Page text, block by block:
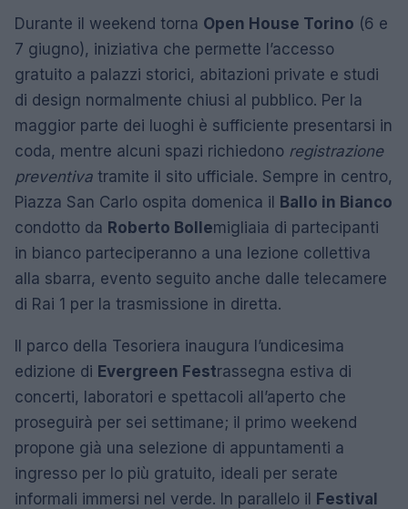
Durante il weekend torna Open House Torino (6 e
7 giugno), iniziativa che permette l’accesso
gratuito a palazzi storici, abitazioni private e studi
di design normalmente chiusi al pubblico. Per la
maggior parte dei luoghi è sufficiente presentarsi in
coda, mentre alcuni spazi richiedono registrazione
preventiva tramite il sito ufficiale. Sempre in centro,
Piazza San Carlo ospita domenica il
Ballo in Bianco
condotto da Roberto Bollemigliaia di partecipanti
in bianco parteciperanno a una lezione collettiva
alla sbarra, evento seguito anche dalle telecamere
di Rai 1 per la trasmissione in diretta.
Il parco della Tesoriera inaugura l’undicesima
edizione di Evergreen Festrassegna estiva di
concerti, laboratori e spettacoli all’aperto che
proseguirà per sei settimane; il primo weekend
propone già una selezione di appuntamenti a
ingresso per lo più gratuito, ideali per serate
informali immersi nel verde. In parallelo il
Festival